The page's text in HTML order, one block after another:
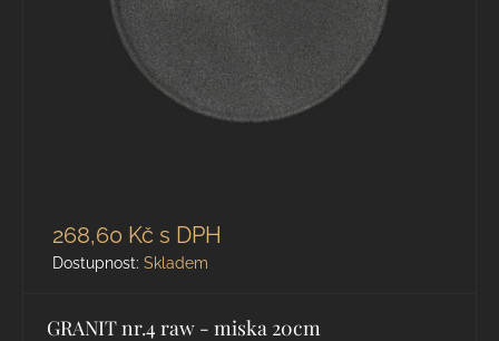
268,60 Kč s DPH
Dostupnost: Skladem
GRANIT nr.4 raw - miska 20cm